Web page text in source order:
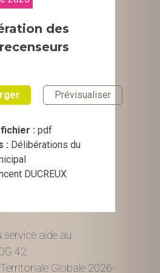
des
Prévisualiser
: pdf
: Délibérations du
DUCREUX
service aide au
42
Globale 2026-